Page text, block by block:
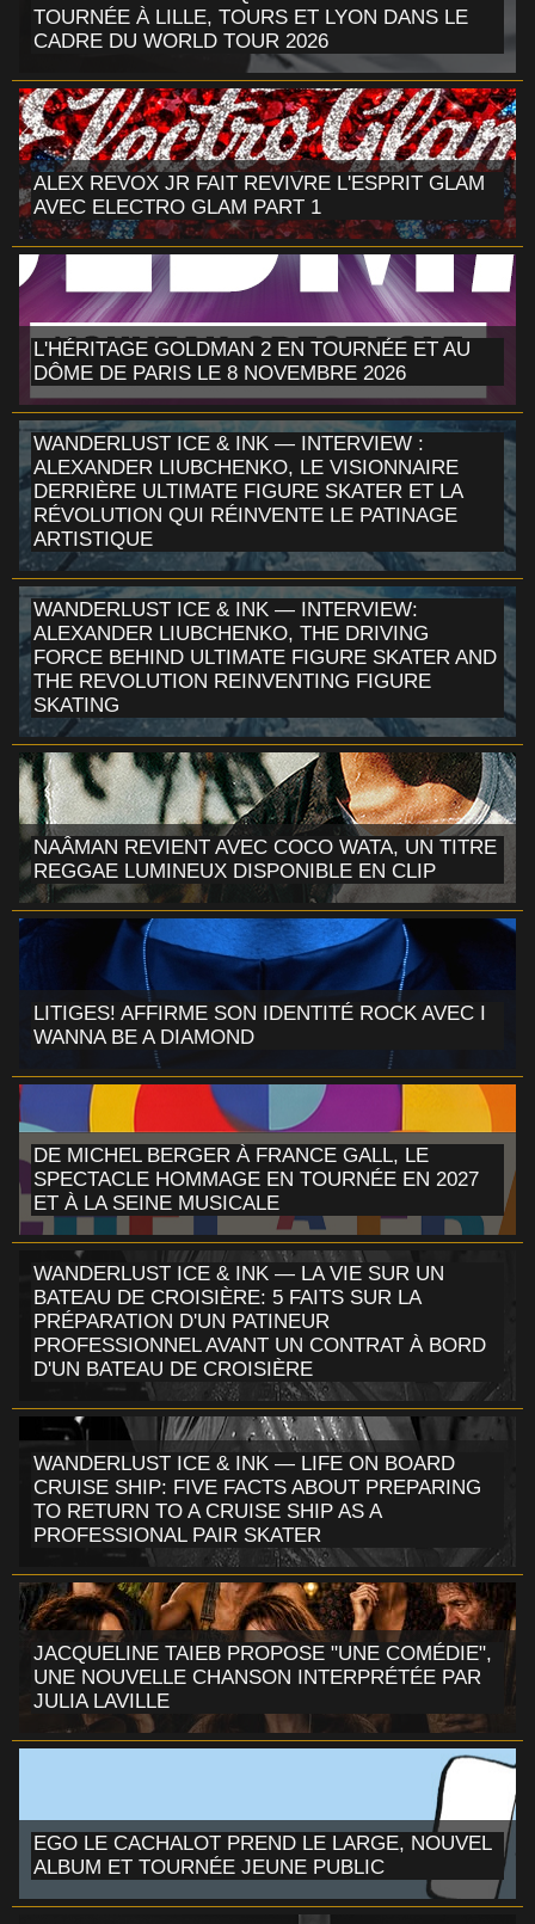
TOURNÉE À LILLE, TOURS ET LYON DANS LE
CADRE DU WORLD TOUR 2026
ALEX REVOX JR FAIT REVIVRE L'ESPRIT GLAM
AVEC ELECTRO GLAM PART 1
L'HÉRITAGE GOLDMAN 2 EN TOURNÉE ET AU
DÔME DE PARIS LE 8 NOVEMBRE 2026
WANDERLUST ICE & INK — INTERVIEW :
ALEXANDER LIUBCHENKO, LE VISIONNAIRE
DERRIÈRE ULTIMATE FIGURE SKATER ET LA
RÉVOLUTION QUI RÉINVENTE LE PATINAGE
ARTISTIQUE
WANDERLUST ICE & INK — INTERVIEW:
ALEXANDER LIUBCHENKO, THE DRIVING
FORCE BEHIND ULTIMATE FIGURE SKATER AND
THE REVOLUTION REINVENTING FIGURE
SKATING
NAÂMAN REVIENT AVEC COCO WATA, UN TITRE
REGGAE LUMINEUX DISPONIBLE EN CLIP
LITIGES! AFFIRME SON IDENTITÉ ROCK AVEC I
WANNA BE A DIAMOND
DE MICHEL BERGER À FRANCE GALL, LE
SPECTACLE HOMMAGE EN TOURNÉE EN 2027
ET À LA SEINE MUSICALE
WANDERLUST ICE & INK — LA VIE SUR UN
BATEAU DE CROISIÈRE: 5 FAITS SUR LA
PRÉPARATION D'UN PATINEUR
PROFESSIONNEL AVANT UN CONTRAT À BORD
D'UN BATEAU DE CROISIÈRE
WANDERLUST ICE & INK — LIFE ON BOARD
CRUISE SHIP: FIVE FACTS ABOUT PREPARING
TO RETURN TO A CRUISE SHIP AS A
PROFESSIONAL PAIR SKATER
JACQUELINE TAIEB PROPOSE "UNE COMÉDIE",
UNE NOUVELLE CHANSON INTERPRÉTÉE PAR
JULIA LAVILLE
EGO LE CACHALOT PREND LE LARGE, NOUVEL
ALBUM ET TOURNÉE JEUNE PUBLIC